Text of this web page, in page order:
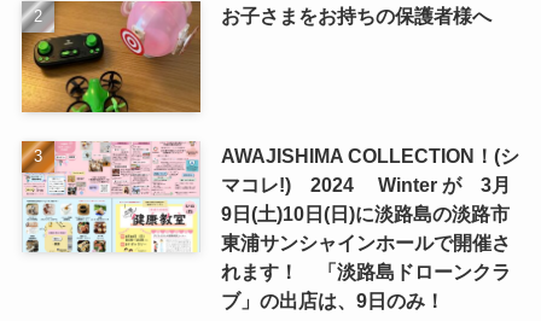
お子さまをお持ちの保護者様へ
AWAJISHIMA COLLECTION！(シ
マコレ!) 2024 Winter が 3月
9日(土)10日(日)に淡路島の淡路市
東浦サンシャインホールで開催さ
れます！ 「淡路島ドローンクラ
ブ」の出店は、9日のみ！